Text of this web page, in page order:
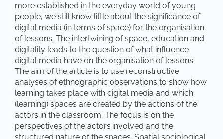
more established in the everyday world of young
people, we still know little about the significance of
digital media (in terms of space) for the organisation
of lessons. The intertwining of space, education and
digitality leads to the question of what influence
digital media have on the organisation of lessons.
The aim of the article is to use reconstructive
analyses of ethnographic observations to show how
learning takes place with digital media and which
(learning) spaces are created by the actions of the
actors in the classroom. The focus is on the
perspectives of the actors involved and the
structured nature of the spaces. Spatial sociological